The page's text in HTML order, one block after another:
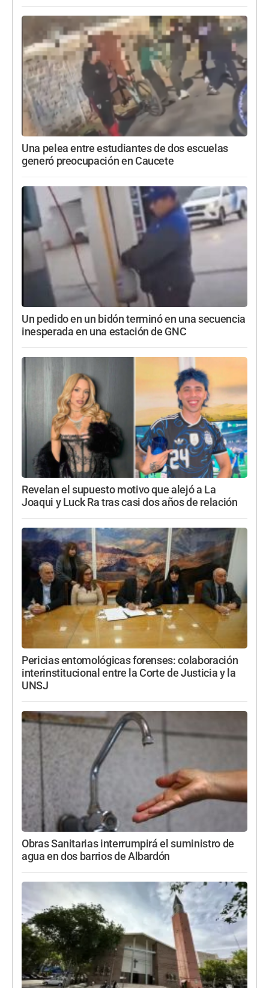
Una pelea entre estudiantes de dos escuelas
generó preocupación en Caucete
Un pedido en un bidón terminó en una secuencia
inesperada en una estación de GNC
Revelan el supuesto motivo que alejó a La
Joaqui y Luck Ra tras casi dos años de relación
Pericias entomológicas forenses: colaboración
interinstitucional entre la Corte de Justicia y la
UNSJ
Obras Sanitarias interrumpirá el suministro de
agua en dos barrios de Albardón